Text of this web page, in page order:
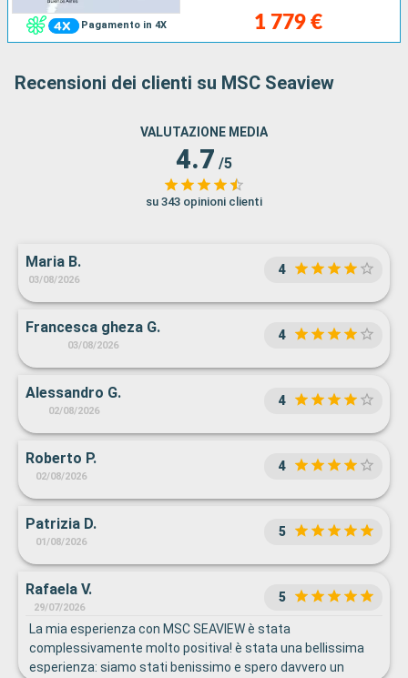
Pagamento in 4X 1 779 €
Recensioni dei clienti su MSC Seaview
VALUTAZIONE MEDIA
4.7 /5
su 343 opinioni clienti
Maria B.
03/08/2026
4
Francesca gheza G.
03/08/2026
4
Alessandro G.
02/08/2026
4
Roberto P.
02/08/2026
4
Patrizia D.
01/08/2026
5
Rafaela V.
29/07/2026
5
La mia esperienza con MSC SEAVIEW è stata
complessivamente molto positiva! è stata una bellissima
esperienza: siamo stati benissimo e spero davvero un